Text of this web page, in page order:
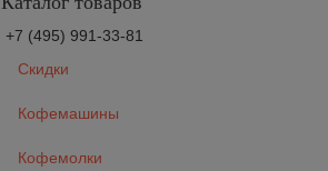
+7 (495) 991-33-81
Скидки
Кофемашины
Кофемолки